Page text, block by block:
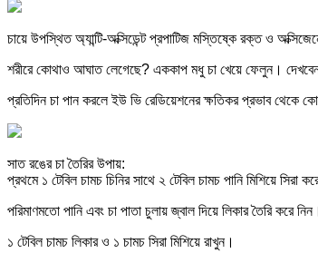
চায়ে উপস্থিত অ্যান্টি-অক্সিডেন্ট প্রপাটিজ মস্তিষ্কে রক্ত ও
শরীরে কোথাও আঘাত লেগেছে? এককাপ মধু চা খেয়ে ফেলুন।
প্রতিদিন চা পান করলে ইউ ভি রেডিয়েশনের ক্ষতিকর প্রভাব থেকে
সাত রঙের চা তৈরির উপায়:
প্রথমে ১ টেবিল চামচ চিনির সাথে ২ টেবিল চামচ পানি মিশিয়ে সিরা
পরিমাণমতো পানি এবং চা পাতা চুলায় জ্বাল দিয়ে লিকার তৈরি করে নিন।
১ টেবিল চামচ লিকার ও ১ চামচ সিরা মিশিয়ে রাখুন।